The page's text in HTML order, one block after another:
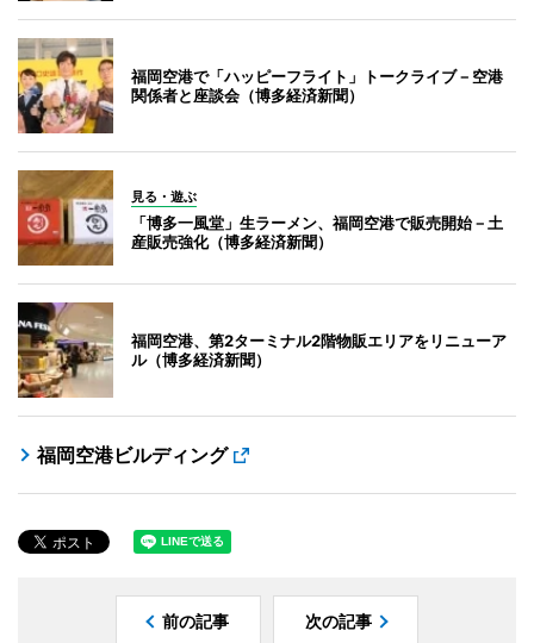
福岡空港で「ハッピーフライト」トークライブ－空港
関係者と座談会（博多経済新聞）
見る・遊ぶ
「博多一風堂」生ラーメン、福岡空港で販売開始－土
産販売強化（博多経済新聞）
福岡空港、第2ターミナル2階物販エリアをリニューア
ル（博多経済新聞）
福岡空港ビルディング
前の記事 次の記事